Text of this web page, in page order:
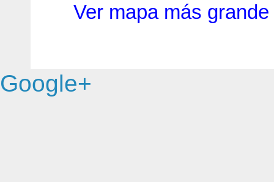
Ver mapa más grande
Google+